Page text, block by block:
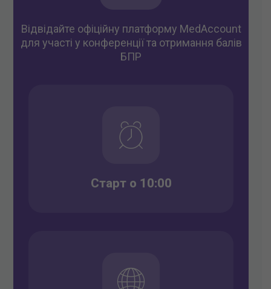
Відвідайте офіційну платформу MedAccount
для участі у конференції та отримання балів
БПР
Старт о 10:00